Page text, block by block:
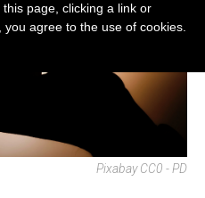
Pixabay CC0 - PD
page, clicking a link or
agree to the use of cookies.